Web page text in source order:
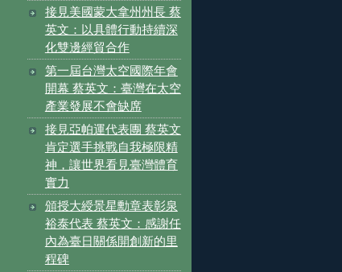
接見美國蒙大拿州州長 蔡
英文：以具體行動持續深
化雙邊經貿合作
第一屆台灣太空國際年會
開幕 蔡英文：臺灣在太空
產業發展不會缺席
接見亞帕運代表團 蔡英文
肯定選手挑戰自我極限精
神，讓世界看見臺灣體育
實力
頒授大綬景星勳章表彰泉
裕泰代表 蔡英文：感謝任
內為臺日關係開創新的里
程碑